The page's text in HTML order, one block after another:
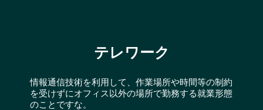
テレワーク
情報通信技術を利用して、作業場所や時間等の制約
を受けずにオフィス以外の場所で勤務する就業形態
のことですな。